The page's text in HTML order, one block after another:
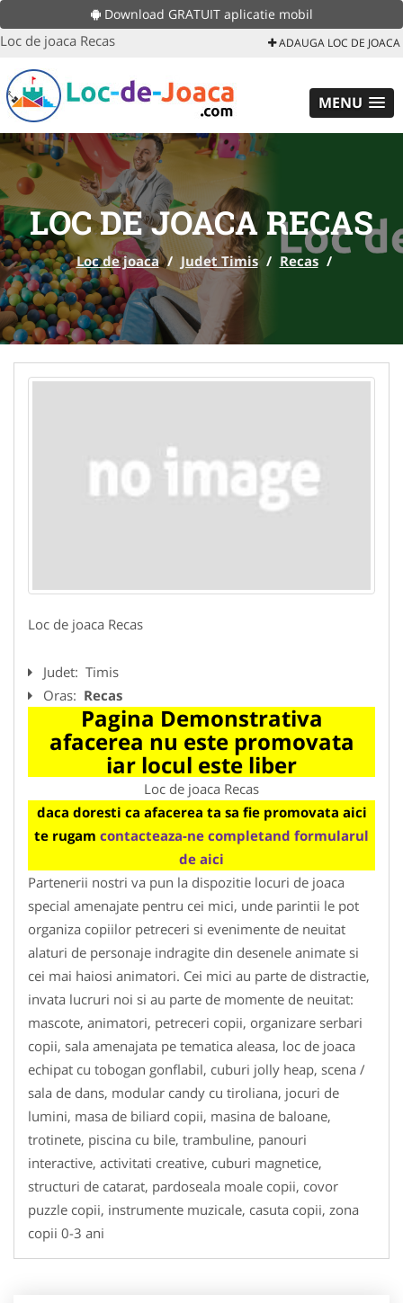
Download GRATUIT aplicatie mobil
Loc de joaca Recas ADAUGA LOC DE JOACA
MENU
LOC DE JOACA RECAS
Loc de joaca / Judet Timis / Recas /
Loc de joaca Recas
Judet: Timis
Oras: Recas
Pagina Demonstrativa
afacerea nu este promovata
iar locul este liber
Loc de joaca Recas
daca doresti ca afacerea ta sa fie promovata aici
te rugam contacteaza-ne completand formularul
de aici
Partenerii nostri va pun la dispozitie locuri de joaca
special amenajate pentru cei mici, unde parintii le pot
organiza copiilor petreceri si evenimente de neuitat
alaturi de personaje indragite din desenele animate si
cei mai haiosi animatori. Cei mici au parte de distractie,
invata lucruri noi si au parte de momente de neuitat:
mascote, animatori, petreceri copii, organizare serbari
copii, sala amenajata pe tematica aleasa, loc de joaca
echipat cu tobogan gonflabil, cuburi jolly heap, scena /
sala de dans, modular candy cu tiroliana, jocuri de
lumini, masa de biliard copii, masina de baloane,
trotinete, piscina cu bile, trambuline, panouri
interactive, activitati creative, cuburi magnetice,
structuri de catarat, pardoseala moale copii, covor
puzzle copii, instrumente muzicale, casuta copii, zona
copii 0-3 ani